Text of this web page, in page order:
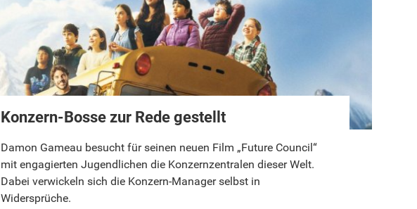
Konzern-Bosse zur Rede gestellt
Damon Gameau besucht für seinen neuen Film „Future Council“
mit engagierten Jugendlichen die Konzernzentralen dieser Welt.
Dabei verwickeln sich die Konzern-Manager selbst in
Widersprüche.